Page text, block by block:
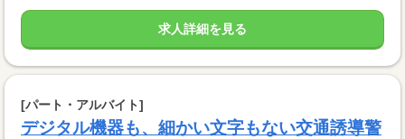
求人詳細を見る
[パート・アルバイト]
デジタル機器も、細かい文字もない交通誘導警